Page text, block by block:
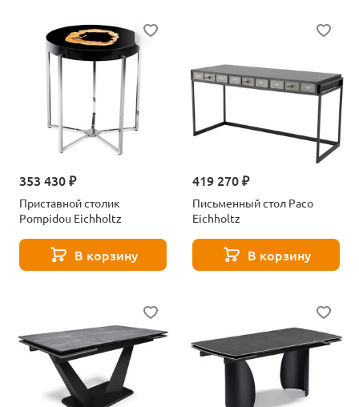
353 430 ₽
Приставной столик
Pompidou Eichholtz
В корзину
419 270 ₽
Письменный стол Paco
Eichholtz
В корзину